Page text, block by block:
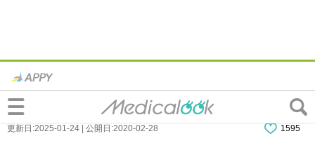
足の指がつる！治し方は？原因は脱水症状
や冷え？糖尿病の可能性も
更新日:2025-01-24 | 公開日:2020-02-28 1595